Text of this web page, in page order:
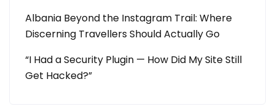
Albania Beyond the Instagram Trail: Where
Discerning Travellers Should Actually Go
“I Had a Security Plugin — How Did My Site Still
Get Hacked?”